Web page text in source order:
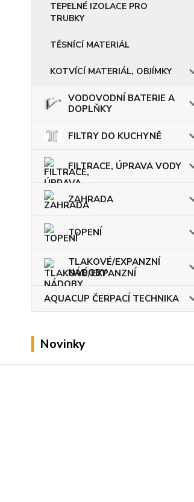
TEPELNÉ IZOLACE PRO
TRUBKY
TĚSNÍCÍ MATERIÁL
KOTVÍCÍ MATERIÁL, OBJÍMKY
VODOVODNÍ BATERIE A
DOPLŇKY
FILTRY DO KUCHYNĚ
FILTRACE, ÚPRAVA VODY
ZAHRADA
TOPENÍ
TLAKOVÉ/EXPANZNÍ
NÁDOBY
AQUACUP ČERPACÍ TECHNIKA
Novinky